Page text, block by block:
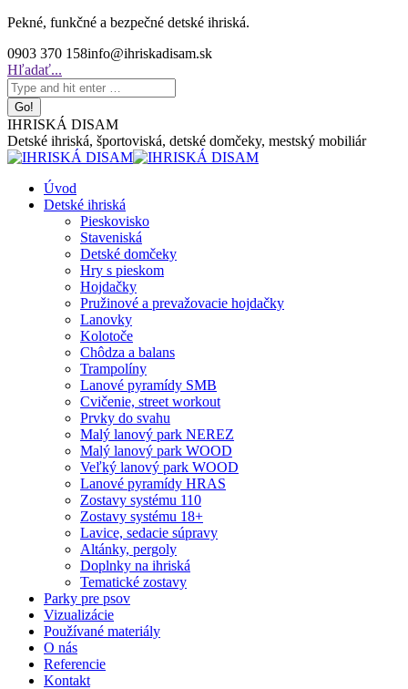
Skip
content
Pekné, funkčné a bezpečné detské ihriská.
0903 370 158info@ihriskadisam.sk
Search:
Hľadať...
IHRISKÁ DISAM
Detské ihriská, športoviská, detské domčeky, mestský mobiliár
Úvod
Detské ihriská
Pieskovisko
Staveniská
Detské domčeky
Hry s pieskom
Hojdačky
Pružinové a prevažovacie hojdačky
Lanovky
Kolotoče
Chôdza a balans
Trampolíny
Lanové pyramídy SMB
Cvičenie, street workout
Prvky do svahu
Malý lanový park NEREZ
Malý lanový park WOOD
Veľký lanový park WOOD
Lanové pyramídy HRAS
Zostavy systému 110
Zostavy systému 18+
Lavice, sedacie súpravy
Altánky, pergoly
Doplnky na ihriská
Tematické zostavy
Parky pre psov
Vizualizácie
Používané materiály
O nás
Referencie
Kontakt